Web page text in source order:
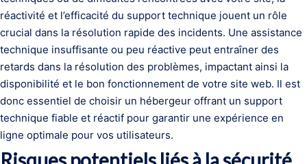
réactivité et l’efficacité du support technique jouent un rôle
crucial dans la résolution rapide des incidents. Une assistance
technique insuffisante ou peu réactive peut entraîner des
retards dans la résolution des problèmes, impactant ainsi la
disponibilité et le bon fonctionnement de votre site web. Il est
donc essentiel de choisir un hébergeur offrant un support
technique fiable et réactif pour garantir une expérience en
ligne optimale pour vos utilisateurs.